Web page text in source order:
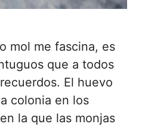
mol me fascina, es
que a todos
El huevo
colonia en los
la que las monjas